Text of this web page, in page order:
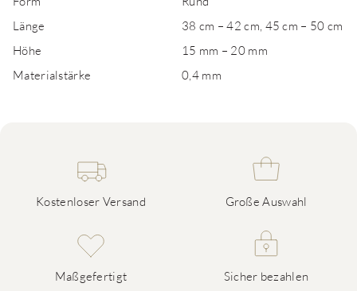
Länge
38 cm – 42 cm, 45 cm – 50 cm
Höhe
15 mm – 20 mm
Materialstärke
0,4 mm
Kostenloser Versand Große Auswahl
Maßgefertigt Sicher bezahlen